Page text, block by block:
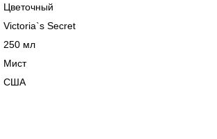
Цветочный
Victoria`s Secret
250 мл
Мист
США